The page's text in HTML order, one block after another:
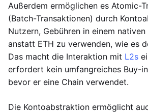
Außerdem ermöglichen es Atomic-
(Batch-Transaktionen) durch
Nutzern, Gebühren in einem
anstatt ETH zu verwenden, wie es
Das macht die Interaktion mit L2s
erfordert kein umfangreiches Buy-
bevor er eine Chain verwendet.
Die Kontoabstraktion ermöglicht